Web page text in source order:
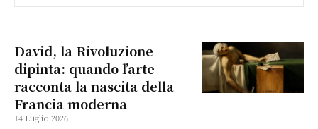
David, la Rivoluzione
dipinta: quando l’arte
racconta la nascita della
Francia moderna
14 Luglio 2026